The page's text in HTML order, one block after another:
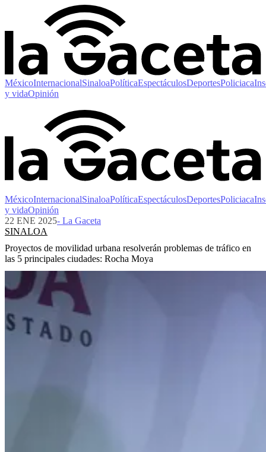
MéxicoInternacionalSinaloaPolíticaEspectáculosDeportesPoliciaca
y vidaOpinión
MéxicoInternacionalSinaloaPolíticaEspectáculosDeportesPoliciaca
y vidaOpinión
22 ENE 2025- La Gaceta
SINALOA
Proyectos de movilidad urbana resolverán problemas de tráfico en
las 5 principales ciudades: Rocha Moya